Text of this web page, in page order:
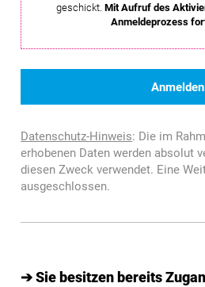
geschickt. Mit Aufruf des
Anmeldeprozess
Datenschutz-Hinweis: Die im
erhobenen Daten werden absolut
diesen Zweck verwendet. Eine
ausgeschlossen.
➔ Sie besitzen bereits